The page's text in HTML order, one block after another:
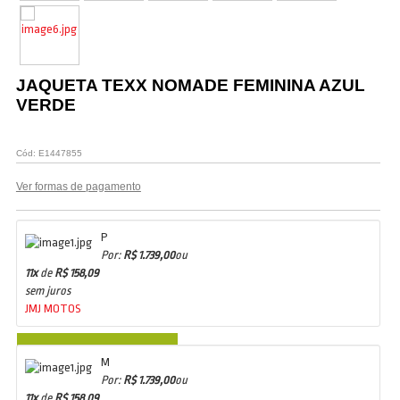
Vestuário
JAQUETA TEXX NOMADE FEMININA AZUL
VERDE
Cód: E1447855
Ver formas de pagamento
P
Por: R$ 1.739,00ou
11xde R$ 158,09
sem juros
COMPRAR
JMJ MOTOS
M
Por: R$ 1.739,00ou